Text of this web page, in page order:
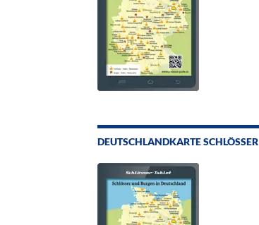
DEUTSCHLANDKARTE SCHLÖSSER